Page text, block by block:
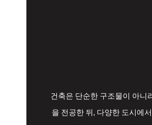
건축은 단순한 구조물이 아니
을 전공한 뒤, 다양한 도시에